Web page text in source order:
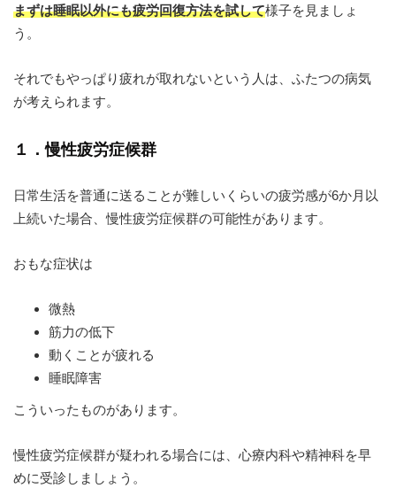
まずは睡眠以外にも疲労回復方法を試して様子を見ましょ
う。
それでもやっぱり疲れが取れないという人は、ふたつの病気
が考えられます。
１．慢性疲労症候群
日常生活を普通に送ることが難しいくらいの疲労感が6か月以
上続いた場合、慢性疲労症候群の可能性があります。
おもな症状は
微熱
筋力の低下
動くことが疲れる
睡眠障害
こういったものがあります。
慢性疲労症候群が疑われる場合には、心療内科や精神科を早
めに受診しましょう。